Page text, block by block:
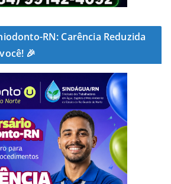
RN: Carência Reduzida
🎉